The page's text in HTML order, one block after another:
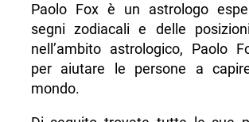
Paolo Fox è un astrologo
segni zodiacali e delle
nell’ambito astrologico, Paolo
per aiutare le persone a
mondo.